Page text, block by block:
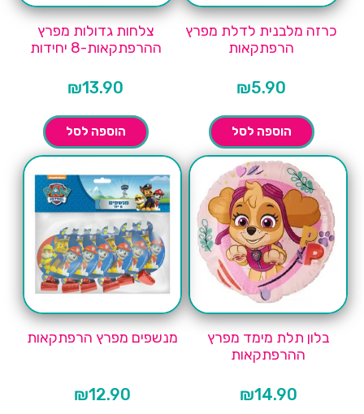
כרזה מלבנית לדלת מפרץ
הרפתקאות
₪5.90
הוספה לסל
צלחות גדולות מפרץ
ההרפתקאות-8 יחידות
₪13.90
הוספה לסל
בלון תלת מימד מפרץ
ההרפתקאות
₪14.90
מנשפים מפרץ הרפתקאות
₪12.90